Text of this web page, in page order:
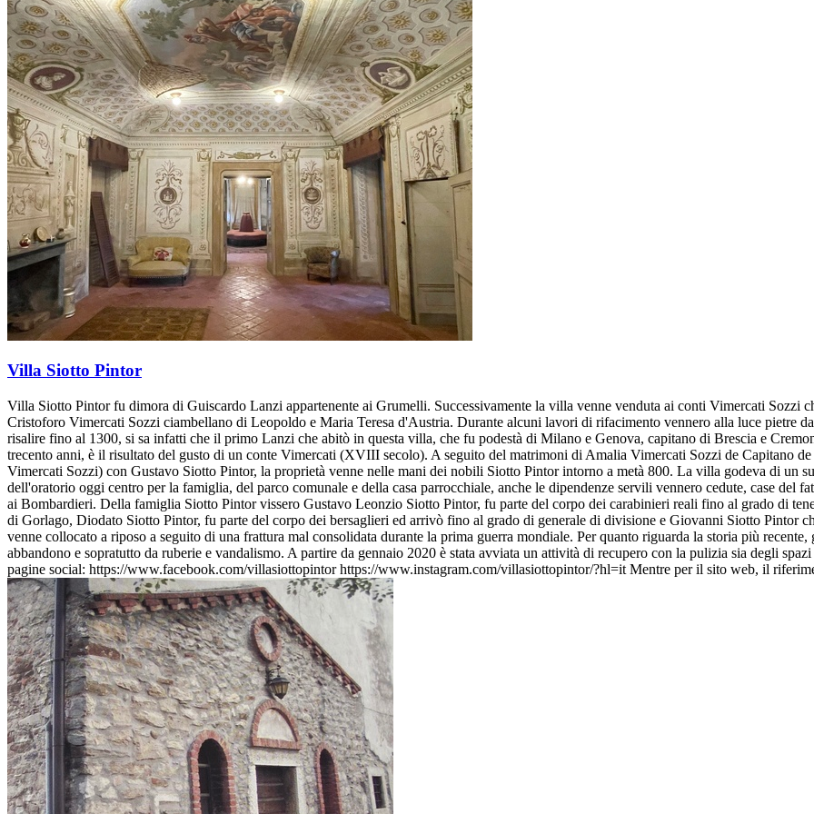
Villa Siotto Pintor
Villa Siotto Pintor fu dimora di Guiscardo Lanzi appartenente ai Grumelli. Successivamente la villa venne venduta ai conti Vimercati Sozzi
Cristoforo Vimercati Sozzi ciambellano di Leopoldo e Maria Teresa d'Austria. Durante alcuni lavori di rifacimento vennero alla luce pietre
risalire fino al 1300, si sa infatti che il primo Lanzi che abitò in questa villa, che fu podestà di Milano e Genova, capitano di Brescia e
trecento anni, è il risultato del gusto di un conte Vimercati (XVIII secolo). A seguito del matrimoni di Amalia Vimercati Sozzi de Capitano
Vimercati Sozzi) con Gustavo Siotto Pintor, la proprietà venne nelle mani dei nobili Siotto Pintor intorno a metà 800. La villa godeva di un
dell'oratorio oggi centro per la famiglia, del parco comunale e della casa parrocchiale, anche le dipendenze servili vennero cedute, case del
ai Bombardieri. Della famiglia Siotto Pintor vissero Gustavo Leonzio Siotto Pintor, fu parte del corpo dei carabinieri reali fino al grado di
di Gorlago, Diodato Siotto Pintor, fu parte del corpo dei bersaglieri ed arrivò fino al grado di generale di divisione e Giovanni Siotto Pintor
venne collocato a riposo a seguito di una frattura mal consolidata durante la prima guerra mondiale. Per quanto riguarda la storia più
abbandono e sopratutto da ruberie e vandalismo. A partire da gennaio 2020 è stata avviata un attività di recupero con la pulizia sia degli
pagine social: https://www.facebook.com/villasiottopintor https://www.instagram.com/villasiottopintor/?hl=it Mentre per il sito web, il